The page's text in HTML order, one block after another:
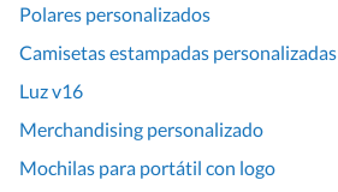
Polares personalizados
Camisetas estampadas personalizadas
Luz v16
Merchandising personalizado
Mochilas para portátil con logo